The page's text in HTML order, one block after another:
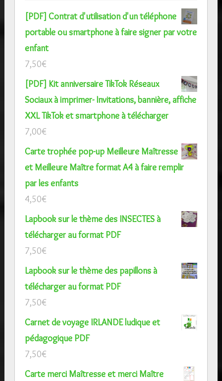
[PDF] Contrat d'utilisation d'un téléphone
portable ou smartphone à faire signer par votre
enfant
7,50€
[PDF] Kit anniversaire TikTok Réseaux
Sociaux à imprimer- Invitations, bannière, affiche
XXL TikTok et smartphone à télécharger
7,00€
Carte trophée pop-up Meilleure Maîtresse
et Meilleure Maître format A4 à faire remplir
par les enfants
4,50€
Lapbook sur le thème des INSECTES à
télécharger au format PDF
7,50€
Lapbook sur le thème des papillons à
télécharger au format PDF
7,50€
Carnet de voyage IRLANDE ludique et
pédagogique PDF
7,50€
Carte merci Maîtresse et merci Maître